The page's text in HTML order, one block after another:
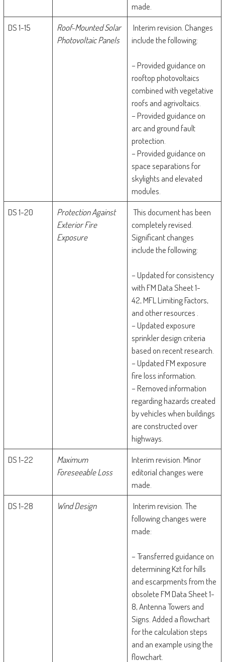
made.
DS 1-15
Roof-Mounted Solar
Photovoltaic Panels
Interim revision. Changes
include the following:
– Provided guidance on
rooftop photovoltaics
combined with vegetative
roofs and agrivoltaics.
– Provided guidance on
arc and ground fault
protection.
– Provided guidance on
space separations for
skylights and elevated
modules.
DS 1-20
Protection Against
Exterior Fire
Exposure
This document has been
completely revised.
Significant changes
include the following:
– Updated for consistency
with FM Data Sheet 1-
42, MFL Limiting Factors,
and other resources .
– Updated exposure
sprinkler design criteria
based on recent research.
– Updated FM exposure
fire loss information.
– Removed information
regarding hazards created
by vehicles when buildings
are constructed over
highways.
DS 1-22
Maximum
Foreseeable Loss
Interim revision. Minor
editorial changes were
made.
DS 1-28
Wind Design
Interim revision. The
following changes were
made:
– Transferred guidance on
determining Kzt for hills
and escarpments from the
obsolete FM Data Sheet 1-
8, Antenna Towers and
Signs. Added a flowchart
for the calculation steps
and an example using the
flowchart.